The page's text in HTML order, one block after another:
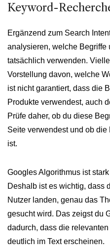
Keyword-
Ergänzend zum Search
analysieren, welche Begriffe
tatsächlich verwenden.
Vorstellung davon, welche
ist nicht garantiert, dass die
Produkte verwendest, auch
Prüfe daher, ob du diese
Seite verwendest und ob
ist.
Googles Algorithmus ist
Deshalb ist es wichtig, dass
Nutzer landen, genau das
gesucht wird. Das zeigst du
dadurch, dass die
deutlich im Text erscheinen.